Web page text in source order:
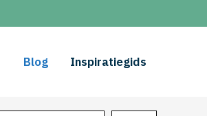
Blog Inspiratiegids